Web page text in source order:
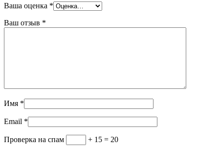
Ваша оценка *
Ваш отзыв *
Имя *
Email *
Проверка на спам + 15 = 20